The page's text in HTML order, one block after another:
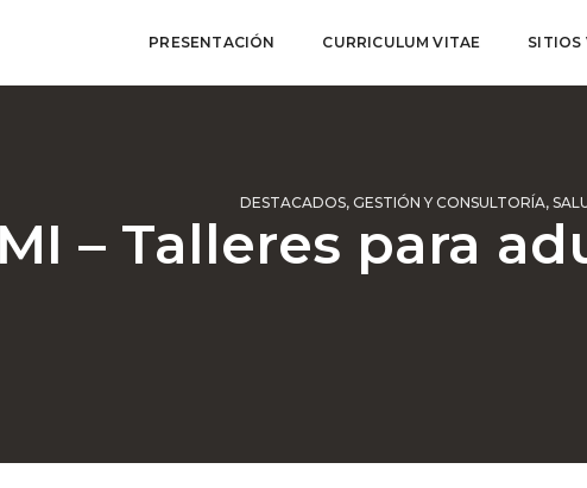
PRESENTACIÓN CURRICULUM VITAE SITIOS
DESTACADOS, GESTIÓN Y CONSULTORÍA,
– Talleres para